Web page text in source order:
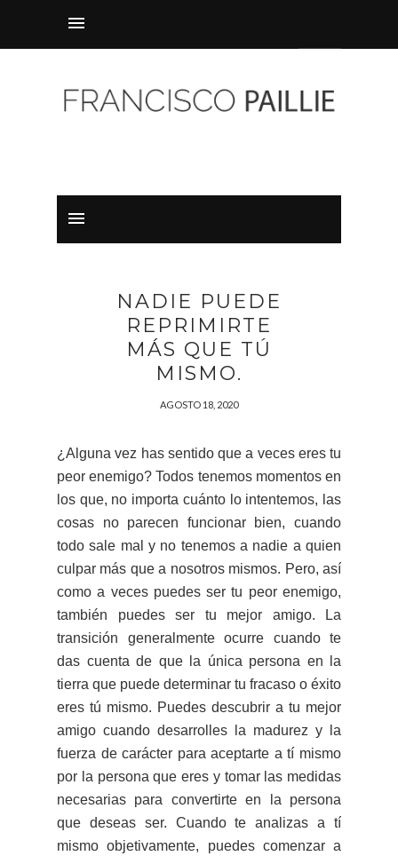
NADIE PUEDE
REPRIMIRTE
MÁS QUE TÚ
MISMO.
AGOSTO 18, 2020
¿Alguna vez has sentido que a veces eres tu
peor enemigo? Todos tenemos momentos en
los que, no importa cuánto lo intentemos, las
cosas no parecen funcionar bien, cuando
todo sale mal y no tenemos a nadie a quien
culpar más que a nosotros mismos. Pero, así
como a veces puedes ser tu peor enemigo,
también puedes ser tu mejor amigo. La
transición generalmente ocurre cuando te
das cuenta de que la única persona en la
tierra que puede determinar tu fracaso o éxito
eres tú mismo. Puedes descubrir a tu mejor
amigo cuando desarrolles la madurez y la
fuerza de carácter para aceptarte a tí mismo
por la persona que eres y tomar las medidas
necesarias para convertirte en la persona
que deseas ser. Cuando te analizas a tí
mismo objetivamente, puedes comenzar a